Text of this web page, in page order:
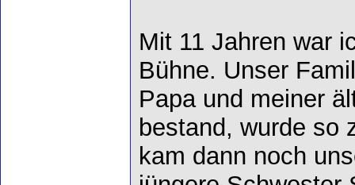
Mit 11 Jahren war
Bühne. Unser
Papa und meiner
bestand, wurde so
kam dann noch